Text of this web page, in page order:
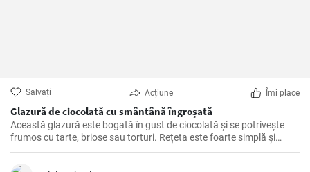
Salvați Acțiune Îmi place
Glazură de ciocolată cu smântână îngroșată
Această glazură este bogată în gust de ciocolată și se potrivește
frumos cu tarte, briose sau torturi. Rețeta este foarte simplă și
rapidă de pregătit.